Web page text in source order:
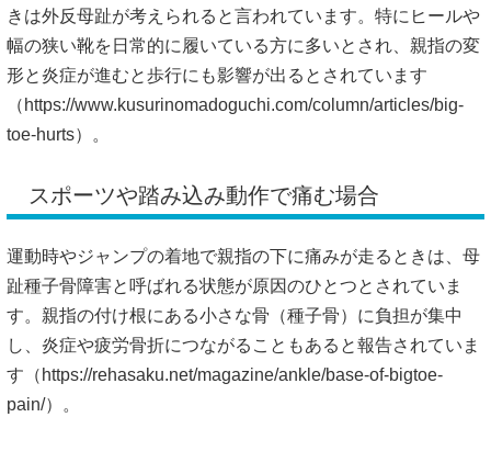
きは外反母趾が考えられると言われています。特にヒールや
幅の狭い靴を日常的に履いている方に多いとされ、親指の変
形と炎症が進むと歩行にも影響が出るとされています
（ https://www.kusurinomadoguchi.com/column/articles/big-
toe-hurts）。
スポーツや踏み込み動作で痛む場合
運動時やジャンプの着地で親指の下に痛みが走るときは、母
趾種子骨障害と呼ばれる状態が原因のひとつとされていま
す。親指の付け根にある小さな骨（種子骨）に負担が集中
し、炎症や疲労骨折につながることもあると報告されていま
す（ https://rehasaku.net/magazine/ankle/base-of-bigtoe-
pain/）。